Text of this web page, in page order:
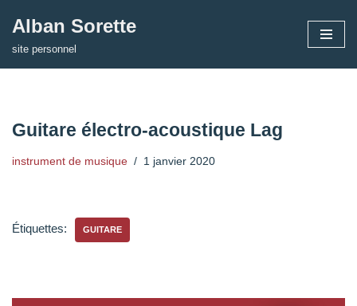
Aller
Alban Sorette
site personnel
Guitare électro-acoustique Lag
instrument de musique 1 janvier 2020
Étiquettes: GUITARE